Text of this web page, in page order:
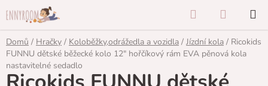
na
Hledat
Domů / Hračky / Koloběžky,odrážedla a vozidla / Jízdní kola / Ricokids
FUNNU dětské běžecké kolo 12" hořčíkový rám EVA pěnová kola
nastavitelné sedadlo